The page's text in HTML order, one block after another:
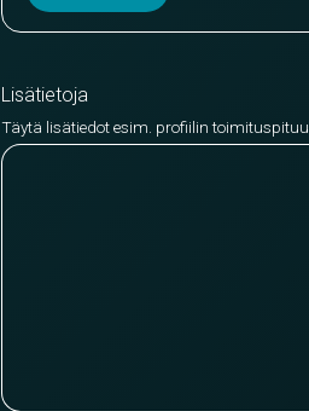
Lisätietoja
Täytä lisätiedot esim. profiilin